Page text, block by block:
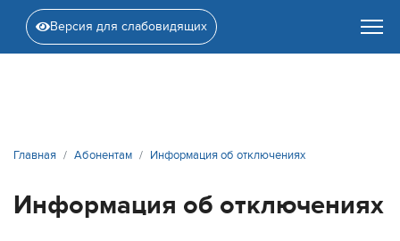
Версия для слабовидящих
Главная Абонентам Информация об отключениях
Информация об отключениях